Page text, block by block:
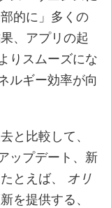
的に」多くの
、アプリの起
りスムーズにな
ルギー効率が向
と比較して、
ップデート、新
たとえば、 オリ
を提供する、